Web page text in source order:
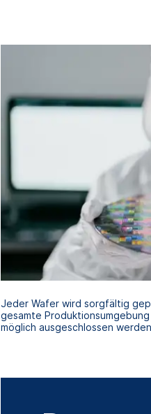
Jeder Wafer wird sorgfältig
gesamte
möglich ausgeschlossen